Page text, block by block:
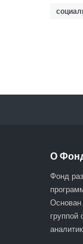
О
Фонд
Основан
группой